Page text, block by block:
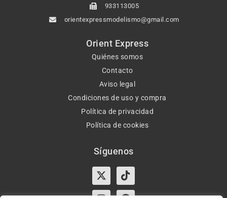
933113005
orientexpressmodelismo@gmail.com
Orient Express
Quiénes somos
Contacto
Aviso legal
Condiciones de uso y compra
Política de privacidad
Política de cookies
Síguenos
X-
twitter
Tiktok
InstagramFacebook